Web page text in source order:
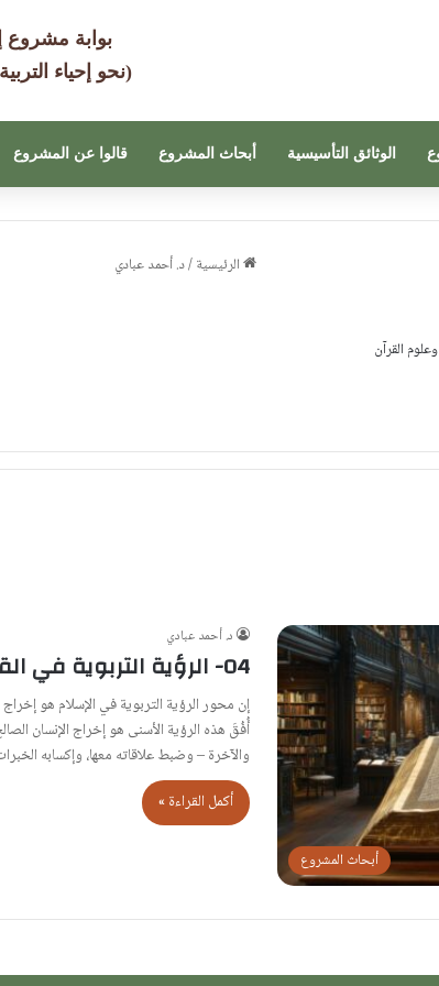
بوابة مشروع
(نحو إحياء
الوثائق التأسيسية أبحاث المشروع قالوا عن المشروع
الرئيسية /د. أحمد عبادي
القرآن
أبحاث المشروع
د. أحمد عبادي
04- الرؤية التربوية في القرآن والسنة
إن محور الرؤية التربوية في الإسلام هو
أُفُقَ هذه الرؤية الأسنى هو إخراج الإنسان
والآخرة – وضبط علاقاته معها، وإكسابه
أكمل القراءة »